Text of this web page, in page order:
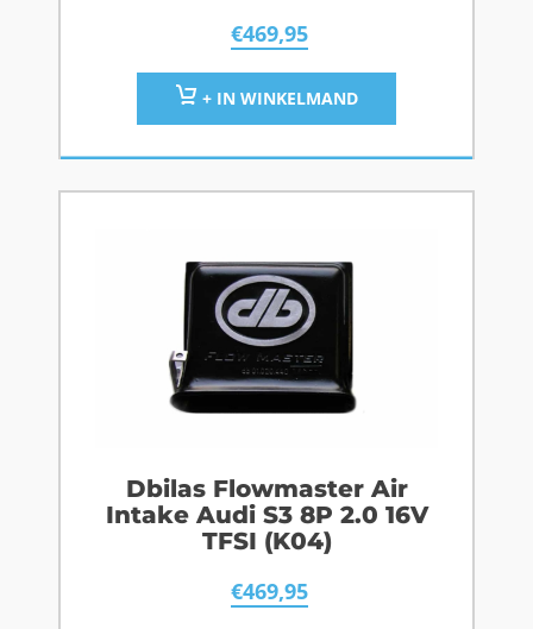
€469,95
+ IN WINKELMAND
Dbilas Flowmaster Air
Intake Audi S3 8P 2.0 16V
TFSI (K04)
€469,95